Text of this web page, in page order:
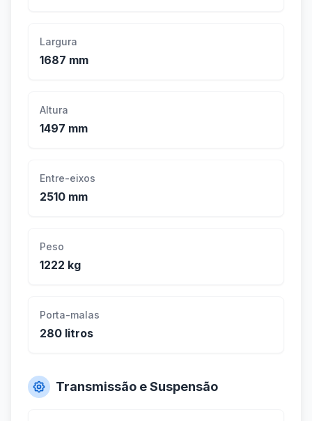
Largura
1687 mm
Altura
1497 mm
Entre-eixos
2510 mm
Peso
1222 kg
Porta-malas
280 litros
Transmissão e Suspensão